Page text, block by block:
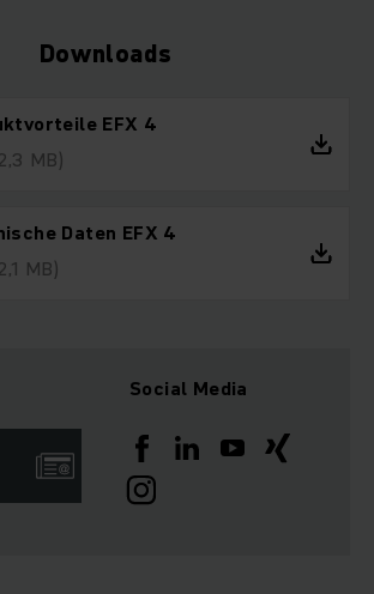
Downloads
EFX 4
MB)
Daten EFX 4
MB)
Social Media